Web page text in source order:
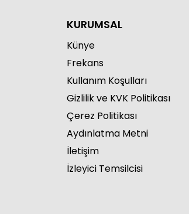
KURUMSAL
Künye
Frekans
Kullanım Koşulları
Gizlilik ve KVK Politikası
Çerez Politikası
Aydınlatma Metni
İletişim
İzleyici Temsilcisi